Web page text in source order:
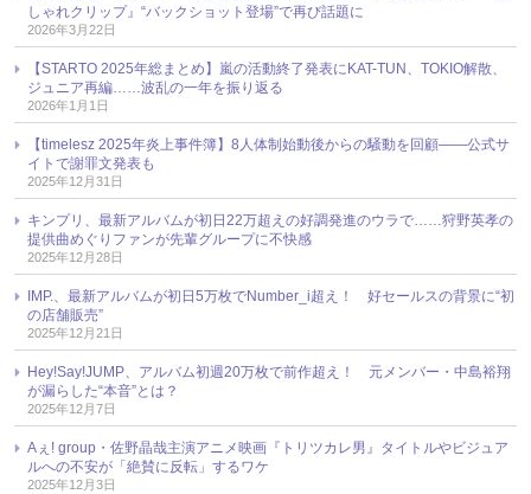
しゃれクリップ』“バックショット登場”で再び話題に
2026年3月22日
【STARTO 2025年総まとめ】嵐の活動終了発表にKAT-TUN、TOKIO解散、
ジュニア再編……波乱の一年を振り返る
2026年1月1日
【timelesz 2025年炎上事件簿】8人体制始動後からの騒動を回顧――公式サ
イトで謝罪文発表も
2025年12月31日
キンプリ、最新アルバムが初日22万超えの好調発進のウラで……狩野英孝の
提供曲めぐりファンが先輩グループに不快感
2025年12月28日
IMP.、最新アルバムが初日5万枚でNumber_i超え！ 好セールスの背景に“初
の店舗販売”
2025年12月21日
Hey!Say!JUMP、アルバム初週20万枚で前作超え！ 元メンバー・中島裕翔
が漏らした“本音”とは？
2025年12月7日
Aぇ! group・佐野晶哉主演アニメ映画『トリツカレ男』タイトルやビジュア
ルへの不安が「絶賛に反転」するワケ
2025年12月3日